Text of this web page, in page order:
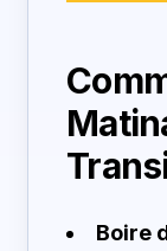
Boire